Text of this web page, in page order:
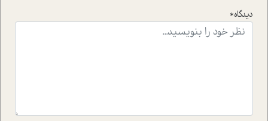
موثرترین راهکارهای استفاده از هوش مصنوعی در حوزه های
دیدگاه*